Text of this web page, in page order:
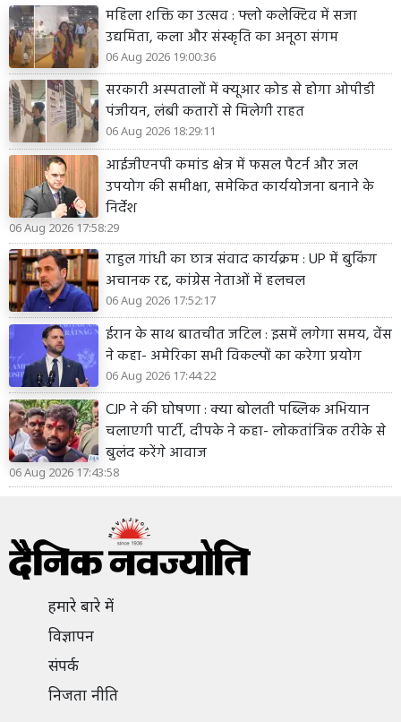
महिला शक्ति का उत्सव : फ्लो कलेक्टिव में सजा
उद्यमिता, कला और संस्कृति का अनूठा संगम
06 Aug 2026 19:00:36
सरकारी अस्पतालों में क्यूआर कोड से होगा ओपीडी
पंजीयन, लंबी कतारों से मिलेगी राहत
06 Aug 2026 18:29:11
आईजीएनपी कमांड क्षेत्र में फसल पैटर्न और जल
उपयोग की समीक्षा, समेकित कार्ययोजना बनाने के
निर्देश
06 Aug 2026 17:58:29
राहुल गांधी का छात्र संवाद कार्यक्रम : UP में बुकिंग
अचानक रद्द, कांग्रेस नेताओं में हलचल
06 Aug 2026 17:52:17
ईरान के साथ बातचीत जटिल : इसमें लगेगा समय, वेंस
ने कहा- अमेरिका सभी विकल्पों का करेगा प्रयोग
06 Aug 2026 17:44:22
CJP ने की घोषणा : क्या बोलती पब्लिक अभियान
चलाएगी पार्टी, दीपके ने कहा- लोकतांत्रिक तरीके से
बुलंद करेंगे आवाज
06 Aug 2026 17:43:58
हमारे बारे में
विज्ञापन
संपर्क
निजता नीति